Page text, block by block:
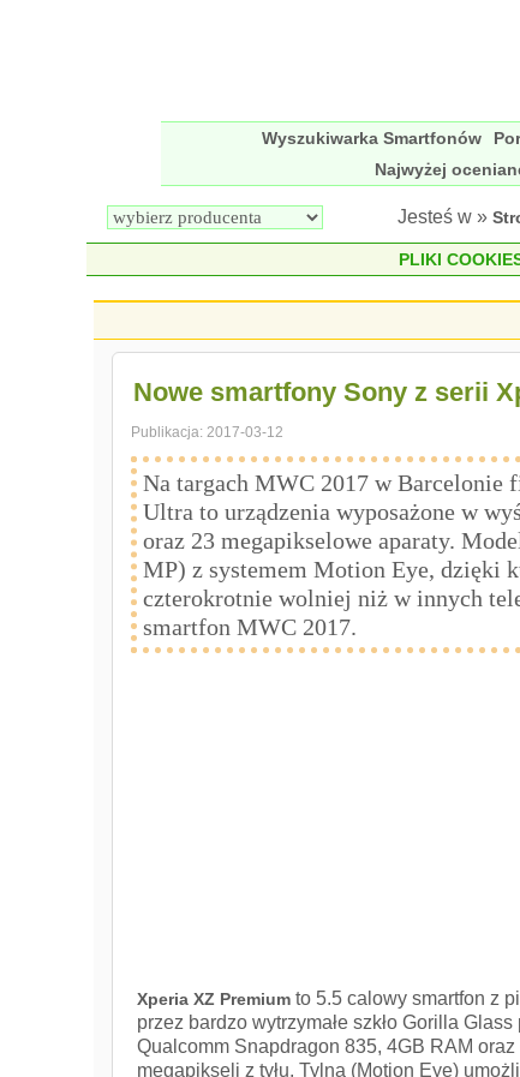
Wyszukiwarka Smartfonów
Najwyżej
Jesteś w »
PLIKI
Nowe smartfony Sony z serii
Publikacja:2017-03-12
Na targach MWC 2017 w Barcelonie
Ultra to urządzenia wyposażone w
oraz 23 megapikselowe aparaty.
MP) z systemem Motion Eye, dzięki
czterokrotnie wolniej niż w innych
smartfon MWC 2017.
Xperia XZ Premium to 5.5 calowy smartfon z
przez bardzo wytrzymałe szkło Gorilla
Qualcomm Snapdragon 835, 4GB RAM
megapikseli z tyłu. Tylna (Motion Eye)